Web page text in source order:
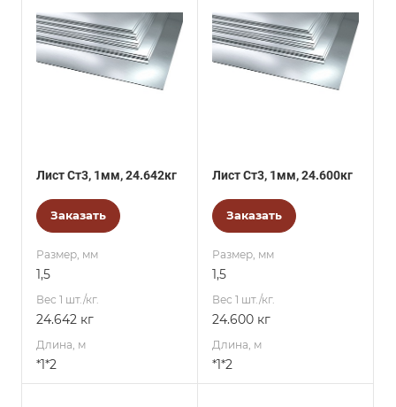
Лист Ст3, 1мм, 24.642кг
Заказать
Размер, мм
1,5
Вес 1 шт./кг.
24.642 кг
Длина, м
*1*2
Лист Ст3, 1мм, 24.600кг
Заказать
Размер, мм
1,5
Вес 1 шт./кг.
24.600 кг
Длина, м
*1*2